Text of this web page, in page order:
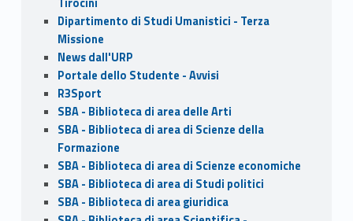
Dipartimento di Studi Umanistici - Terza
Missione
News dall'URP
Portale dello Studente - Avvisi
R3Sport
SBA - Biblioteca di area delle Arti
SBA - Biblioteca di area di Scienze della
Formazione
SBA - Biblioteca di area di Scienze economiche
SBA - Biblioteca di area di Studi politici
SBA - Biblioteca di area giuridica